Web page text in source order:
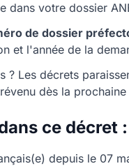
dans votre dossier
de dossier
et l'année de la
? Les décrets
dès la
ce décret
depuis le 07